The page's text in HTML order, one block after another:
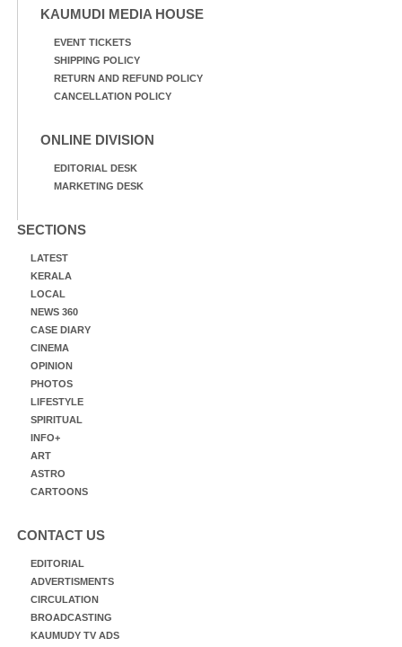
KAUMUDI MEDIA HOUSE
EVENT TICKETS
SHIPPING POLICY
RETURN AND REFUND POLICY
CANCELLATION POLICY
ONLINE DIVISION
EDITORIAL DESK
MARKETING DESK
SECTIONS
LATEST
KERALA
LOCAL
NEWS 360
CASE DIARY
CINEMA
OPINION
PHOTOS
LIFESTYLE
SPIRITUAL
INFO+
ART
ASTRO
CARTOONS
CONTACT US
EDITORIAL
ADVERTISMENTS
CIRCULATION
BROADCASTING
KAUMUDY TV ADS